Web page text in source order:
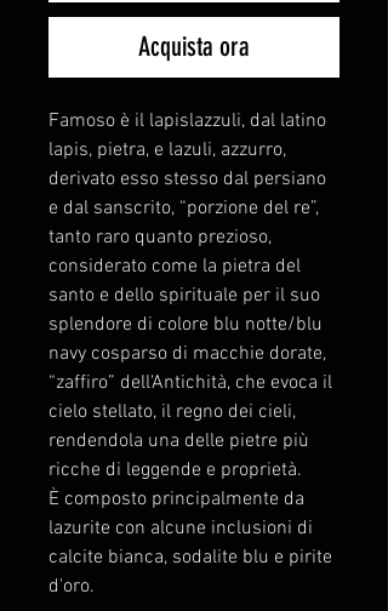
Acquista ora
Famoso è il lapislazzuli, dal latino
lapis, pietra, e lazuli, azzurro,
derivato esso stesso dal persiano
e dal sanscrito, “porzione del re”,
tanto raro quanto prezioso,
considerato come la pietra del
santo e dello spirituale per il suo
splendore di colore blu notte/blu
navy cosparso di macchie dorate,
“zaffiro” dell'Antichità, che evoca il
cielo stellato, il regno dei cieli,
rendendola una delle pietre più
ricche di leggende e proprietà.
È composto principalmente da
lazurite con alcune inclusioni di
calcite bianca, sodalite blu e pirite
d'oro.